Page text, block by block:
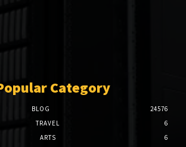
Category
BLOG
24576
TRAVEL
6
ARTS
6